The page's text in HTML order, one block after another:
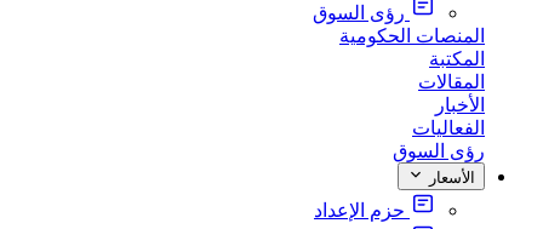
رؤى السوق
المنصات الحكومية
المكتبة
المقالات
الأخبار
الفعاليات
رؤى السوق
الأسعار
حزم الإعداد